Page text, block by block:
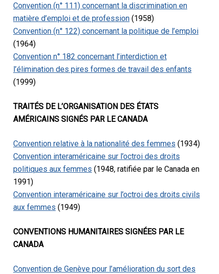
Convention (n° 111) concernant la discrimination en
matière d’emploi et de profession(1958)
Convention (n° 122) concernant la politique de l’emploi
(1964)
Convention n° 182 concernant l’interdiction et
l’élimination des pires formes de travail des enfants
(1999)
TRAITÉS DE L’ORGANISATION DES ÉTATS
AMÉRICAINS SIGNÉS PAR LE CANADA
Convention relative à la nationalité des femmes (1934)
Convention interaméricaine sur l’octroi des droits
politiques aux femmes (1948, ratifiée par le Canada en
1991)
Convention interaméricaine sur l’octroi des droits civils
aux femmes (1949)
CONVENTIONS HUMANITAIRES SIGNÉES PAR LE
CANADA
Convention de Genève pour l’amélioration du sort des